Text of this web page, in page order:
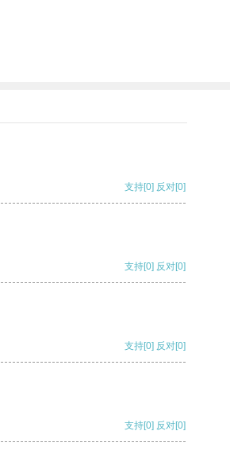
支持[0] 反对[0]
支持[0] 反对[0]
支持[0] 反对[0]
支持[0] 反对[0]